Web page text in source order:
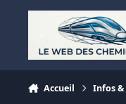
Aller au contenu
Accueil Infos &